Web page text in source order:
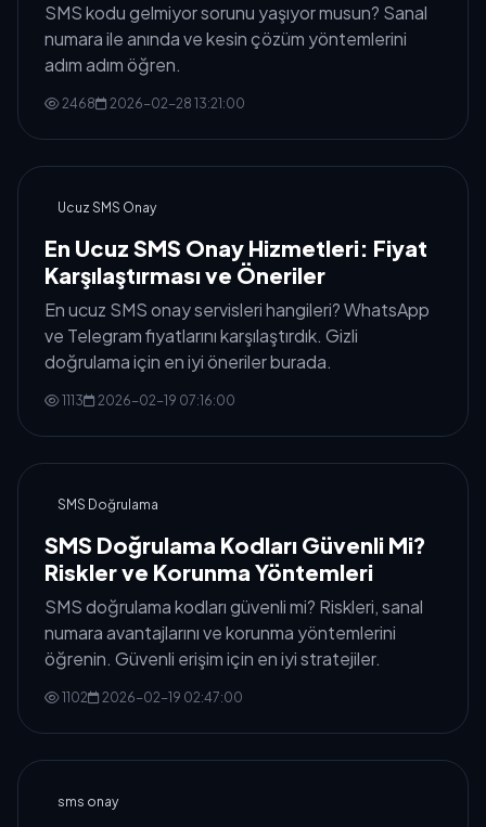
SMS kodu gelmiyor sorunu yaşıyor musun? Sanal
numara ile anında ve kesin çözüm yöntemlerini
adım adım öğren.
2468 2026-02-28 13:21:00
Ucuz SMS Onay
En Ucuz SMS Onay Hizmetleri: Fiyat
Karşılaştırması ve Öneriler
En ucuz SMS onay servisleri hangileri? WhatsApp
ve Telegram fiyatlarını karşılaştırdık. Gizli
doğrulama için en iyi öneriler burada.
1113 2026-02-19 07:16:00
SMS Doğrulama
SMS Doğrulama Kodları Güvenli Mi?
Riskler ve Korunma Yöntemleri
SMS doğrulama kodları güvenli mi? Riskleri, sanal
numara avantajlarını ve korunma yöntemlerini
öğrenin. Güvenli erişim için en iyi stratejiler.
1102 2026-02-19 02:47:00
sms onay